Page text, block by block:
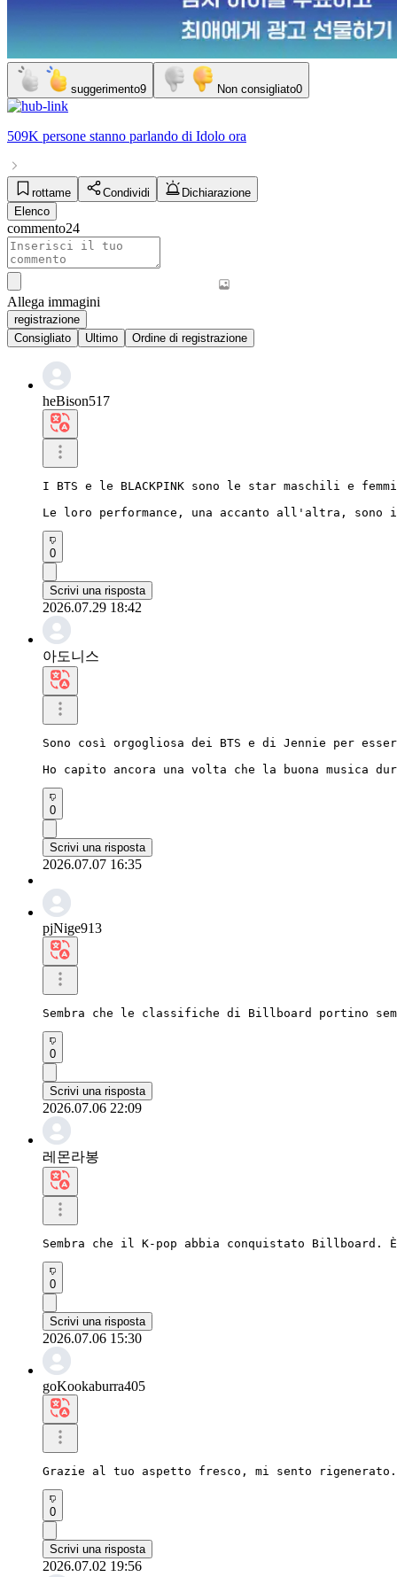
suggerimento9 Non consigliato0
509K persone stanno parlando di Idolo ora
rottame Condividi
Dichiarazione
Elenco
commento24
Allega immagini
registrazione
Consigliato
Ultimo Ordine di registrazione
heBison517
I BTS e le BLACKPINK sono le star maschili e
Le loro performance, una accanto all'altra,
0
Scrivi una risposta
2026.07.29 18:42
아도니스
Sono così orgogliosa dei BTS e di Jennie per
Ho capito ancora una volta che la buona musica
0
Scrivi una risposta
2026.07.07 16:35
pjNige913
Sembra che le classifiche di Billboard portino
0
Scrivi una risposta
2026.07.06 22:09
레몬라봉
Sembra che il K-pop abbia conquistato Billboard.
0
Scrivi una risposta
2026.07.06 15:30
goKookaburra405
Grazie al tuo aspetto fresco, mi sento rigenerato.
0
Scrivi una risposta
2026.07.02 19:56